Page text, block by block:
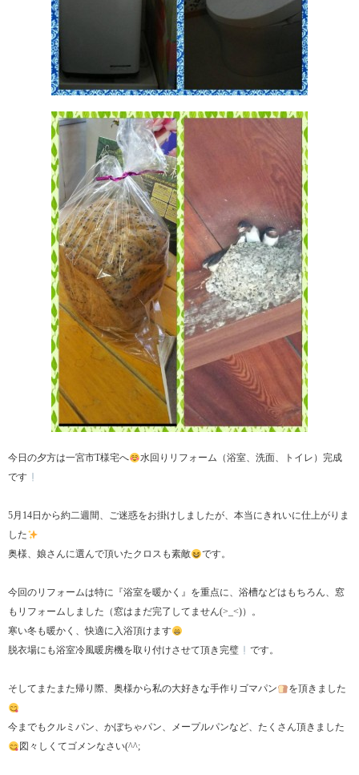
今日の夕方は一宮市T様宅へ
水回りリフォーム（浴室、洗面、トイレ）完成
です
5月14日から約二週間、ご迷惑をお掛けしましたが、本当にきれいに仕上がりま
した
奥様、娘さんに選んで頂いたクロスも素敵
です。
今回のリフォームは特に『浴室を暖かく』を重点に、浴槽などはもちろん、窓
もリフォームしました（窓はまだ完了してません(>_<)）。
寒い冬も暖かく、快適に入浴頂けます
脱衣場にも浴室冷風暖房機を取り付けさせて頂き完璧
です。
そしてまたまた帰り際、奥様から私の大好きな手作りゴマパン を頂きました
今までもクルミパン、かぼちゃパン、メープルパンなど、たくさん頂きました
図々しくてゴメンなさい(^^;